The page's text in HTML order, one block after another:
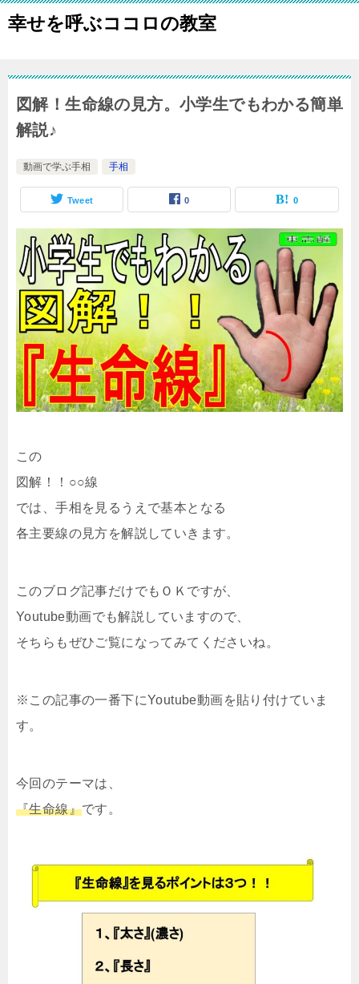
幸せを呼ぶココロの教室
図解！生命線の見方。小学生でもわかる簡単
解説♪
動画で学ぶ手相 手相
Tweet 0 0
この
図解！！○○線
では、手相を見るうえで基本となる
各主要線の見方を解説していきます。
このブログ記事だけでもＯＫですが、
Youtube動画でも解説していますので、
そちらもぜひご覧になってみてくださいね。
※この記事の一番下にYoutube動画を貼り付けていま
す。
今回のテーマは、
『生命線』です。